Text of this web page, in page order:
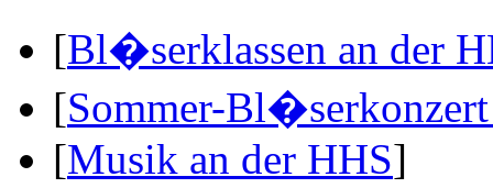
[Bl�serklassen an der
[Sommer-
[Musik an der HHS]